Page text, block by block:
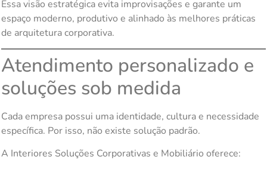
Essa visão estratégica evita improvisações e garante um
espaço moderno, produtivo e alinhado às melhores práticas
de arquitetura corporativa.
Atendimento personalizado e
soluções sob medida
Cada empresa possui uma identidade, cultura e necessidade
específica. Por isso, não existe solução padrão.
A Interiores Soluções Corporativas e Mobiliário oferece: